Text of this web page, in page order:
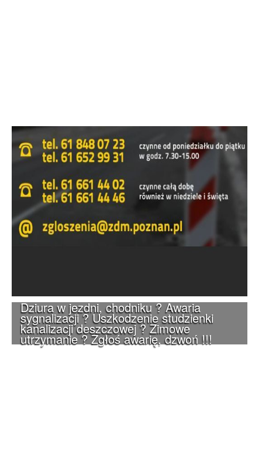
Dziura w jezdni, chodniku ? Awaria
sygnalizacji ? Uszkodzenie studzienki
kanalizacji deszczowej ? Zimowe
utrzymanie ? Zgłoś awarię, dzwoń !!!